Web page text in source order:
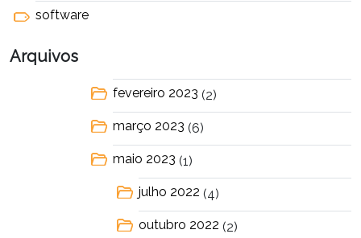
software
Arquivos
fevereiro 2023 (2)
março 2023 (6)
maio 2023 (1)
julho 2022 (4)
outubro 2022 (2)